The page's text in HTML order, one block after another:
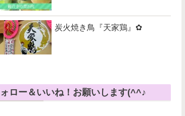
炭火焼き鳥『天家鶏』✿
ロー＆いいね！お願いします(^^♪